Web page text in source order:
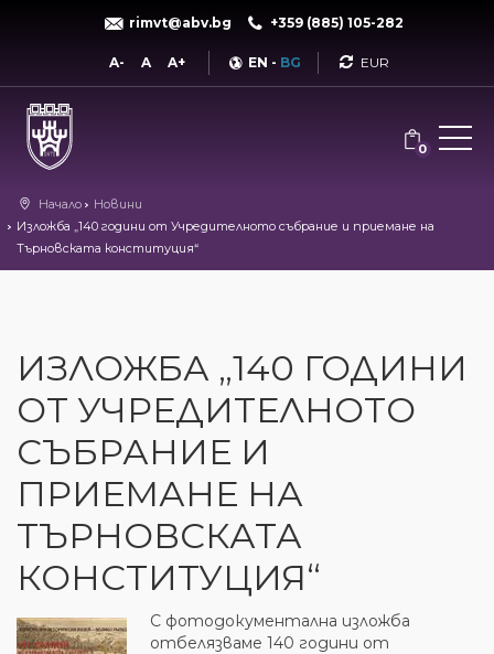
rimvt@abv.bg +359 (885) 105-282
A- A A+ EN - BG Currency
0
Начало
Новини
Изложба „140 години от Учредителното събрание и приемане на
Търновската конституция“
ИЗЛОЖБА „140 ГОДИНИ
ОТ УЧРЕДИТЕЛНОТО
СЪБРАНИЕ И
ПРИЕМАНЕ НА
ТЪРНОВСКАТА
КОНСТИТУЦИЯ“
С фотодокументална изложба
отбелязваме 140 години от